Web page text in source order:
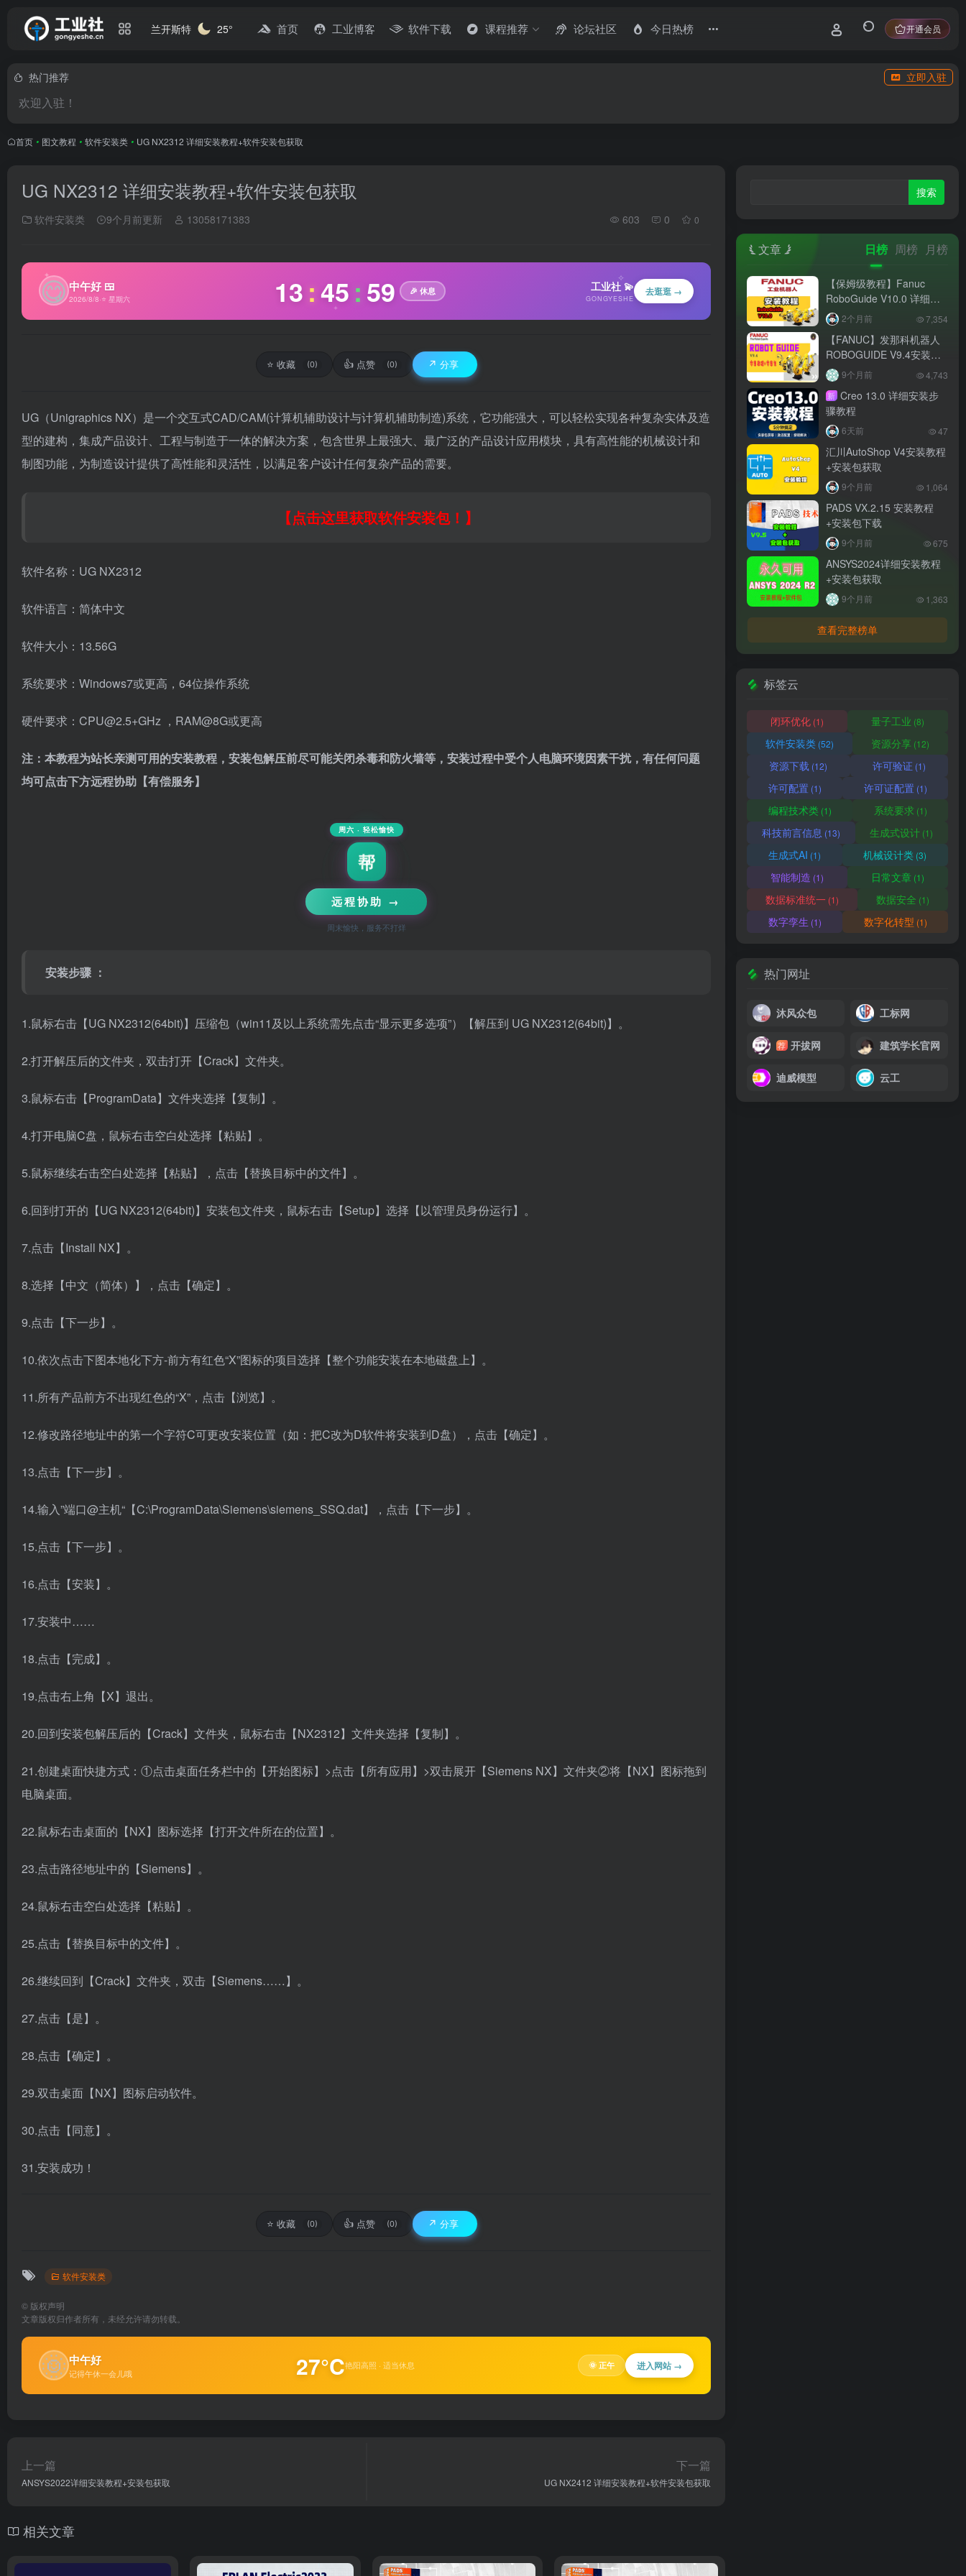
兰开斯特 25° 首页 工业博客 软件下载 课程推荐 论坛社区 今日热榜 开通会员
热门推荐 立即入驻
欢迎入驻！
首页 • 图文教程 • 软件安装类 • UG NX2312 详细安装教程+软件安装包获取
UG NX2312 详细安装教程+软件安装包获取
软件安装类 9个月前更新 13058171383 603 0 0
😋中午好 🍱
2026/8/8·⭐ 星期六 13:46:00 🎉 休息 工业社 💫
GONGYESHE
去逛逛 →
✦ ✧
✦
⭐ 收藏 (0) 👍 点赞 (0) ↗️ 分享
UG（Unigraphics NX）是一个交互式CAD/CAM(计算机辅助设计与计算机辅助制造)系统，它功能强大，可以轻松实现各种复杂实体及造
型的建构，集成产品设计、工程与制造于一体的解决方案，包含世界上最强大、最广泛的产品设计应用模块，具有高性能的机械设计和
制图功能，为制造设计提供了高性能和灵活性，以满足客户设计任何复杂产品的需要。
【点击这里获取软件安装包！】
软件名称：UG NX2312
软件语言：简体中文
软件大小：13.56G
系统要求：Windows7或更高，64位操作系统
硬件要求：CPU@2.5+GHz ，RAM@8G或更高
注：本教程为站长亲测可用的安装教程，安装包解压前尽可能关闭杀毒和防火墙等，安装过程中受个人电脑环境因素干扰，有任何问题
均可点击下方远程协助【有偿服务】
周六 · 轻松愉快
帮
远程协助 →
周末愉快，服务不打烊
安装步骤 ：
1.鼠标右击【UG NX2312(64bit)】压缩包（win11及以上系统需先点击“显示更多选项”）【解压到 UG NX2312(64bit)】。
2.打开解压后的文件夹，双击打开【Crack】文件夹。
3.鼠标右击【ProgramData】文件夹选择【复制】。
4.打开电脑C盘，鼠标右击空白处选择【粘贴】。
5.鼠标继续右击空白处选择【粘贴】，点击【替换目标中的文件】。
6.回到打开的【UG NX2312(64bit)】安装包文件夹，鼠标右击【Setup】选择【以管理员身份运行】。
7.点击【Install NX】。
8.选择【中文（简体）】，点击【确定】。
9.点击【下一步】。
10.依次点击下图本地化下方-前方有红色“X”图标的项目选择【整个功能安装在本地磁盘上】。
11.所有产品前方不出现红色的“X”，点击【浏览】。
12.修改路径地址中的第一个字符C可更改安装位置（如：把C改为D软件将安装到D盘），点击【确定】。
13.点击【下一步】。
14.输入”端口@主机“【C:\ProgramData\Siemens\siemens_SSQ.dat】，点击【下一步】。
15.点击【下一步】。
16.点击【安装】。
17.安装中……
18.点击【完成】。
19.点击右上角【X】退出。
20.回到安装包解压后的【Crack】文件夹，鼠标右击【NX2312】文件夹选择【复制】。
21.创建桌面快捷方式：①点击桌面任务栏中的【开始图标】>点击【所有应用】>双击展开【Siemens NX】文件夹②将【NX】图标拖到
电脑桌面。
22.鼠标右击桌面的【NX】图标选择【打开文件所在的位置】。
23.点击路径地址中的【Siemens】。
24.鼠标右击空白处选择【粘贴】。
25.点击【替换目标中的文件】。
26.继续回到【Crack】文件夹，双击【Siemens……】。
27.点击【是】。
28.点击【确定】。
29.双击桌面【NX】图标启动软件。
30.点击【同意】。
31.安装成功！
⭐ 收藏 (0) 👍 点赞 (0) ↗️ 分享
软件安装类
© 版权声明
文章版权归作者所有，未经允许请勿转载。
🌞中午好
记得午休一会儿哦 27°C艳阳高照 · 适当休息 🌞 正午 进入网站 →
上一篇
ANSYS2022详细安装教程+安装包获取
下一篇
UG NX2412 详细安装教程+软件安装包获取
相关文章
文章 日榜 周榜 月榜
【保姆级教程】Fanuc
RoboGuide V10.0 详细安
装教程 + 完整安装包分享！
2个月前 7,354
【FANUC】发那科机器人
ROBOGUIDE V9.4安装教
程+含安装包
9个月前 4,743
新 Creo 13.0 详细安装步
骤教程
6天前 47
汇川AutoShop V4安装教程
+安装包获取
9个月前 1,064
PADS VX.2.15 安装教程
+安装包下载
9个月前 675
ANSYS2024详细安装教程
+安装包获取
9个月前 1,363
查看完整榜单
标签云
闭环优化 (1) 量子工业 (8)
软件安装类 (52) 资源分享 (12)
资源下载 (12) 许可验证 (1)
许可配置(1) 许可证配置(1)
编程技术类(1) 系统要求(1)
科技前言信息 (13) 生成式设计 (1)
生成式AI (1) 机械设计类 (3)
智能制造 (1) 日常文章 (1)
数据标准统一 (1) 数据安全 (1)
数字孪生 (1) 数字化转型 (1)
热门网址
沐风众包 工标网
荐 开拔网 建筑学长官网
迪威模型 云工